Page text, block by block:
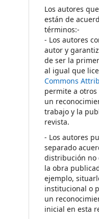
Los autores
están de
términos:-
- Los autores
autor y
de ser la
al igual que
Commons
permite a
un
trabajo y la
revista.
- Los autores
separado
distribución no
la obra
ejemplo,
institucional o
un
inicial en esta